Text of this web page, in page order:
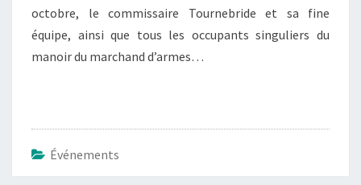
octobre, le commissaire Tournebride et sa fine
équipe, ainsi que tous les occupants singuliers du
manoir du marchand d’armes…
Événements